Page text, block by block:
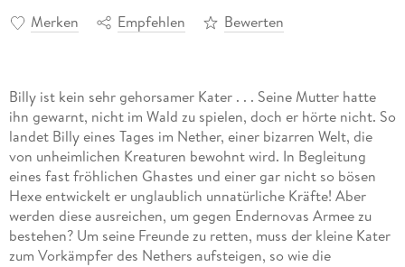
Merken Empfehlen Bewerten
Billy ist kein sehr gehorsamer Kater . . . Seine Mutter hatte
ihn gewarnt, nicht im Wald zu spielen, doch er hörte nicht. So
landet Billy eines Tages im Nether, einer bizarren Welt, die
von unheimlichen Kreaturen bewohnt wird. In Begleitung
eines fast fröhlichen Ghastes und einer gar nicht so bösen
Hexe entwickelt er unglaublich unnatürliche Kräfte! Aber
werden diese ausreichen, um gegen Endernovas Armee zu
bestehen? Um seine Freunde zu retten, muss der kleine Kater
zum Vorkämpfer des Nethers aufsteigen, so wie die